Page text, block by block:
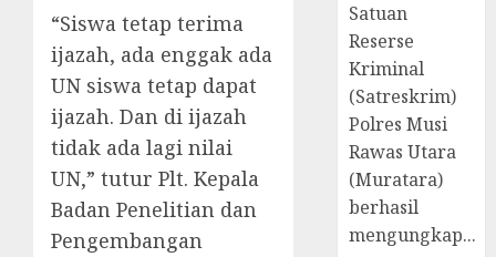
“Siswa tetap terima
ijazah, ada enggak ada
UN siswa tetap dapat
ijazah. Dan di ijazah
tidak ada lagi nilai
UN,” tutur Plt. Kepala
Badan Penelitian dan
Pengembangan
Satuan
Reserse
Kriminal
(Satreskrim)
Polres Musi
Rawas Utara
(Muratara)
berhasil
mengungkap...